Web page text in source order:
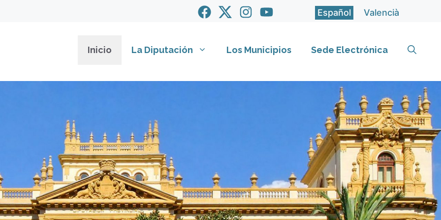
Español Valencià
Inicio La Diputación Los Municipios Sede Electrónica